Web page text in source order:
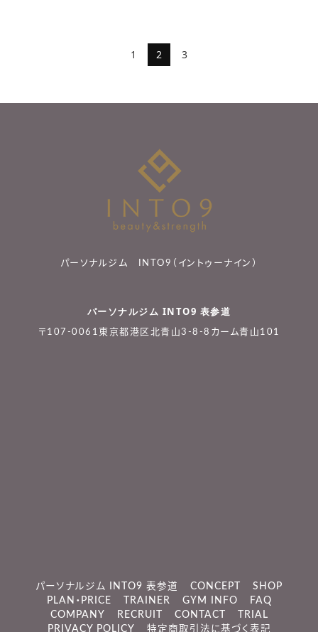
1 2 3
パーソナルジム INTO9（イントゥーナイン）
パーソナルジム INTO9 表参道
〒107-0061東京都港区北青山3-8-8カーム青山101
パーソナルジム INTO9 表参道 CONCEPT
SHOP
PLAN・PRICE
TRAINER GYM INFO
FAQ
COMPANY
RECRUIT CONTACT
TRIAL
PRIVACY POLICY
特定商取引法に基づく表記